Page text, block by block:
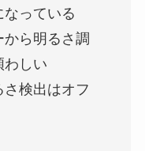
っている
ら明るさ調
わしい
検出はオフ